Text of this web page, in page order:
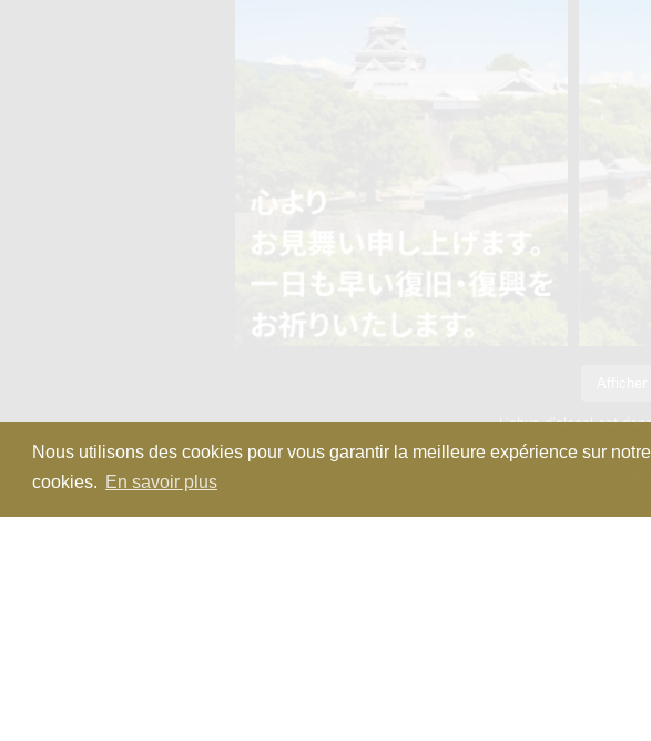
Nous utilisons des cookies pour vous garantir la meilleure expérience sur
cookies. En savoir plus
L’abus d’alcool est